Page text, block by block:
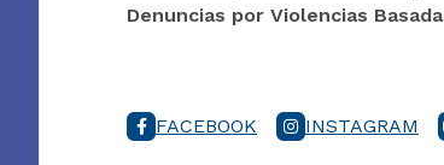
Denuncias por Violencias
FACEBOOK INSTAGRAM